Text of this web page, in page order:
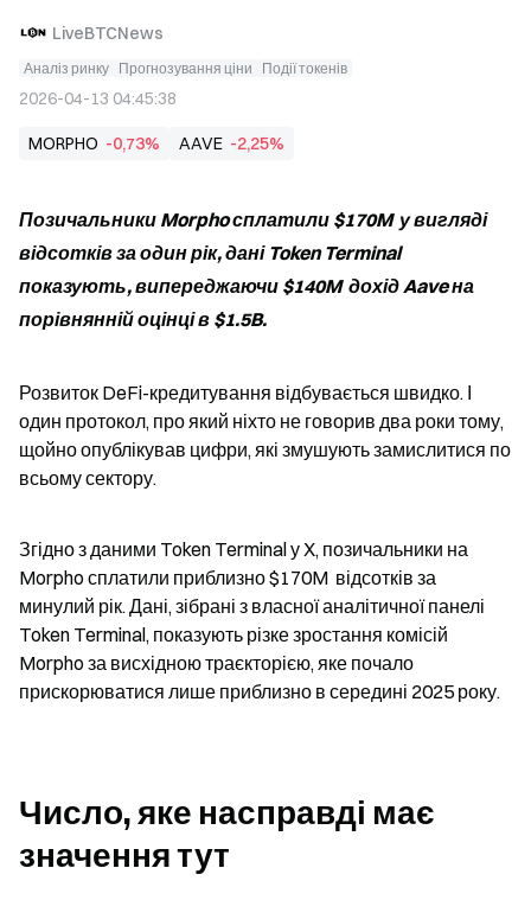
LiveBTCNews
Аналіз ринку Прогнозування ціни Події токенів
2026-04-13 04:45:38
MORPHO -0,73% AAVE -2,25%
Позичальники Morpho сплатили $170M  у вигляді
відсотків за один рік, дані Token Terminal
показують, випереджаючи $140M  дохід Aave на
порівнянній оцінці в $1.5B.
Розвиток DeFi-кредитування відбувається швидко. І
один протокол, про який ніхто не говорив два роки тому,
щойно опублікував цифри, які змушують замислитися по
всьому сектору.
Згідно з даними Token Terminal у X, позичальники на
Morpho сплатили приблизно $170M  відсотків за
минулий рік. Дані, зібрані з власної аналітичної панелі
Token Terminal, показують різке зростання комісій
Morpho за висхідною траєкторією, яке почало
прискорюватися лише приблизно в середині 2025 року.
Число, яке насправді має
значення тут